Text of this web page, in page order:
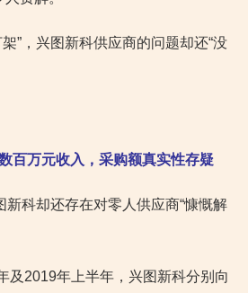
”，兴图新科供应商的问题却还“没
百万元收入，采购额真实性存疑
新科却还存在对零人供应商“慷慨解
及2019年上半年，兴图新科分别向